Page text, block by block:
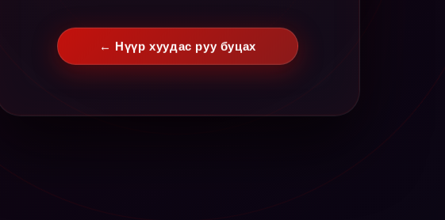
← Нүүр хуудас руу буцах